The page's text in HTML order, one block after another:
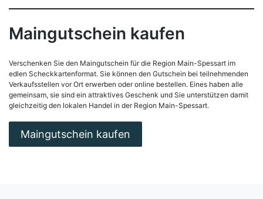
Maingutschein kaufen
Verschenken Sie den Maingutschein für die Region Main-Spessart im
edlen Scheckkartenformat. Sie können den Gutschein bei teilnehmenden
Verkaufsstellen vor Ort erwerben oder online bestellen. Eines haben alle
gemeinsam, sie sind ein attraktives Geschenk und Sie unterstützen damit
gleichzeitig den lokalen Handel in der Region Main-Spessart.
Maingutschein kaufen